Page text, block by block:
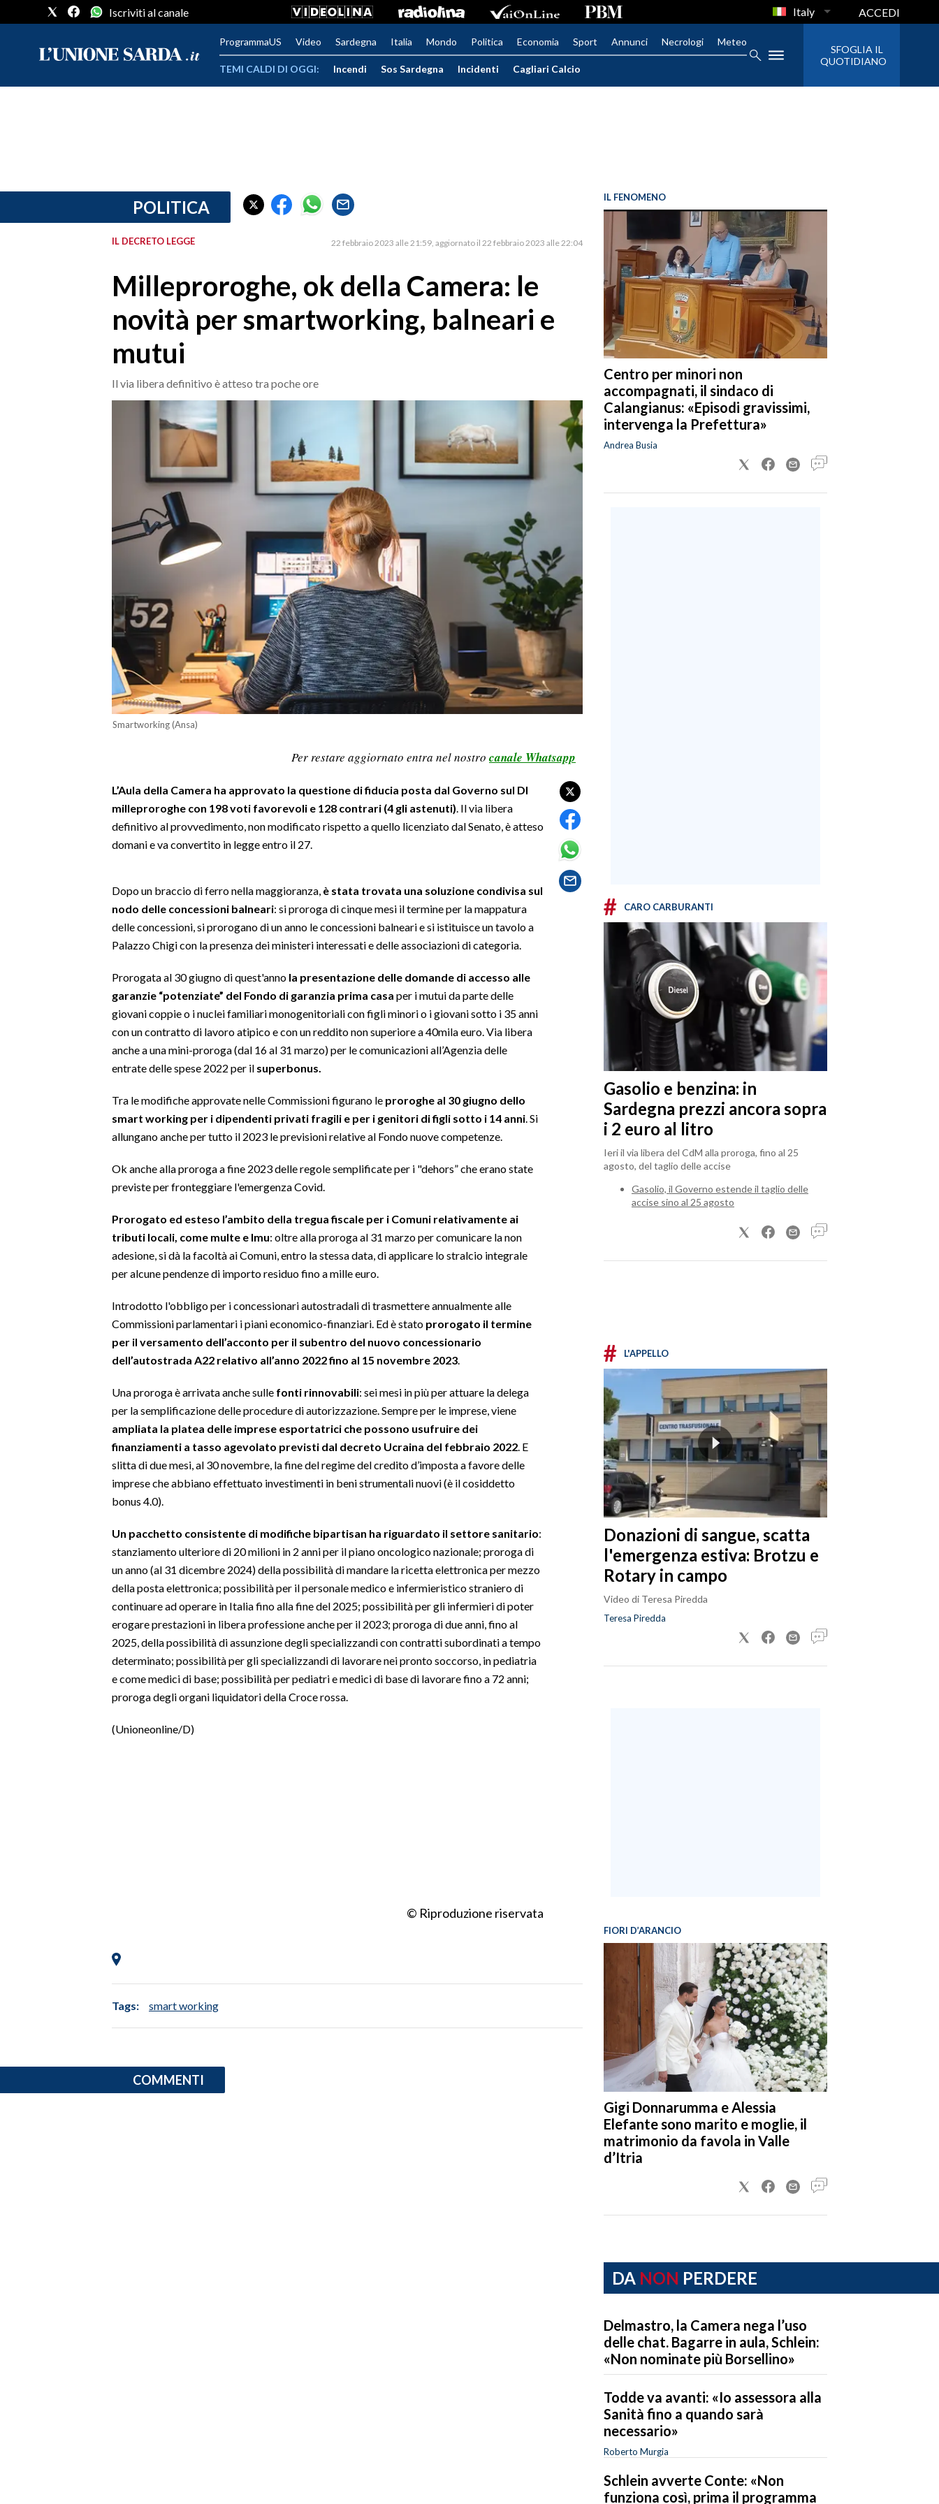
PROVINCIA DI CAGLIARI
Iscriviti al canale Italy ACCEDI
ProgrammaUS Video Sardegna Italia Mondo Politica Economia Sport Annunci Necrologi Meteo
TEMI CALDI DI OGGI: Incendi Sos Sardegna Incidenti Cagliari Calcio
SFOGLIA IL
QUOTIDIANO
POLITICA
IL DECRETO LEGGE 22 febbraio 2023 alle 21:59 aggiornato il 22 febbraio 2023 alle 22:04
Milleproroghe, ok della Camera: le
novità per smartworking, balneari e
mutui
Il via libera definitivo è atteso tra poche ore
Smartworking (Ansa)
Per restare aggiornato entra nel nostro canale Whatsapp
L’Aula della Camera ha approvato la questione di fiducia posta dal Governo sul Dl
milleproroghe con 198 voti favorevoli e 128 contrari (4 gli astenuti). Il via libera
definitivo al provvedimento, non modificato rispetto a quello licenziato dal Senato, è atteso
domani e va convertito in legge entro il 27.
Dopo un braccio di ferro nella maggioranza, è stata trovata una soluzione condivisa sul
nodo delle concessioni balneari: si proroga di cinque mesi il termine per la mappatura
delle concessioni, si prorogano di un anno le concessioni balneari e si istituisce un tavolo a
Palazzo Chigi con la presenza dei ministeri interessati e delle associazioni di categoria.
Prorogata al 30 giugno di quest'anno la presentazione delle domande di accesso alle
garanzie “potenziate” del Fondo di garanzia prima casa per i mutui da parte delle
giovani coppie o i nuclei familiari monogenitoriali con figli minori o i giovani sotto i 35 anni
con un contratto di lavoro atipico e con un reddito non superiore a 40mila euro. Via libera
anche a una mini-proroga (dal 16 al 31 marzo) per le comunicazioni all’Agenzia delle
entrate delle spese 2022 per il superbonus.
Tra le modifiche approvate nelle Commissioni figurano le proroghe al 30 giugno dello
smart working per i dipendenti privati fragili e per i genitori di figli sotto i 14 anni. Si
allungano anche per tutto il 2023 le previsioni relative al Fondo nuove competenze.
Ok anche alla proroga a fine 2023 delle regole semplificate per i "dehors” che erano state
previste per fronteggiare l'emergenza Covid.
Prorogato ed esteso l’ambito della tregua fiscale per i Comuni relativamente ai
tributi locali, come multe e Imu: oltre alla proroga al 31 marzo per comunicare la non
adesione, si dà la facoltà ai Comuni, entro la stessa data, di applicare lo stralcio integrale
per alcune pendenze di importo residuo fino a mille euro.
Introdotto l'obbligo per i concessionari autostradali di trasmettere annualmente alle
Commissioni parlamentari i piani economico-finanziari. Ed è stato prorogato il termine
per il versamento dell’acconto per il subentro del nuovo concessionario
dell’autostrada A22 relativo all’anno 2022 fino al 15 novembre 2023.
Una proroga è arrivata anche sulle fonti rinnovabili: sei mesi in più per attuare la delega
per la semplificazione delle procedure di autorizzazione. Sempre per le imprese, viene
ampliata la platea delle imprese esportatrici che possono usufruire dei
finanziamenti a tasso agevolato previsti dal decreto Ucraina del febbraio 2022. E
slitta di due mesi, al 30 novembre, la fine del regime del credito d’imposta a favore delle
imprese che abbiano effettuato investimenti in beni strumentali nuovi (è il cosiddetto
bonus 4.0).
Un pacchetto consistente di modifiche bipartisan ha riguardato il settore sanitario:
stanziamento ulteriore di 20 milioni in 2 anni per il piano oncologico nazionale; proroga di
un anno (al 31 dicembre 2024) della possibilità di mandare la ricetta elettronica per mezzo
della posta elettronica; possibilità per il personale medico e infermieristico straniero di
continuare ad operare in Italia fino alla fine del 2025; possibilità per gli infermieri di poter
erogare prestazioni in libera professione anche per il 2023; proroga di due anni, fino al
2025, della possibilità di assunzione degli specializzandi con contratti subordinati a tempo
determinato; possibilità per gli specializzandi di lavorare nei pronto soccorso, in pediatria
e come medici di base; possibilità per pediatri e medici di base di lavorare fino a 72 anni;
proroga degli organi liquidatori della Croce rossa.
(Unioneonline/D)
© Riproduzione riservata
Tags: smart working
COMMENTI
IL FENOMENO
Centro per minori non
accompagnati, il sindaco di
Calangianus: «Episodi gravissimi,
intervenga la Prefettura»
Andrea Busia
# CARO CARBURANTI
Gasolio e benzina: in
Sardegna prezzi ancora sopra
i 2 euro al litro
Ieri il via libera del CdM alla proroga, fino al 25
agosto, del taglio delle accise
Gasolio, il Governo estende il taglio delle
accise sino al 25 agosto
# L'APPELLO
Donazioni di sangue, scatta
l'emergenza estiva: Brotzu e
Rotary in campo
Video di Teresa Piredda
Teresa Piredda
FIORI D’ARANCIO
Gigi Donnarumma e Alessia
Elefante sono marito e moglie, il
matrimonio da favola in Valle
d’Itria
DA NON PERDERE
Delmastro, la Camera nega l’uso
delle chat. Bagarre in aula, Schlein:
«Non nominate più Borsellino»
Todde va avanti: «Io assessora alla
Sanità fino a quando sarà
necessario»
Roberto Murgia
Schlein avverte Conte: «Non
funziona così, prima il programma